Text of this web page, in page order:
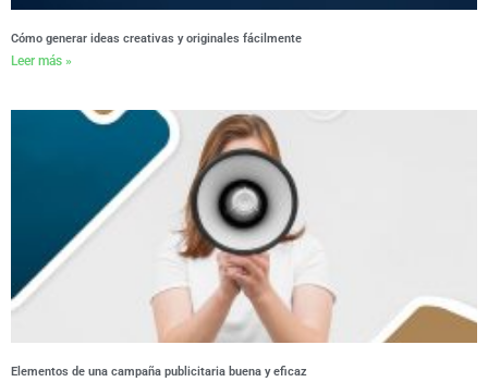
Cómo generar ideas creativas y originales fácilmente
Leer más »
Elementos de una campaña publicitaria buena y eficaz